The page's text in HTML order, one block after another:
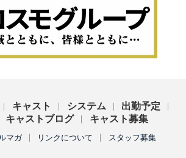
キャスト システム
出勤予定
キャストブログ キャスト募集
マガ リンクについて スタッフ募集